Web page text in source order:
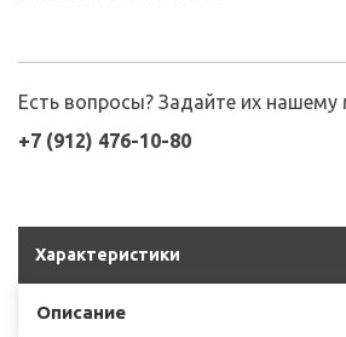
Есть вопросы? Задайте их нашему
+7 (912) 476-10-80
Характеристики
Описание